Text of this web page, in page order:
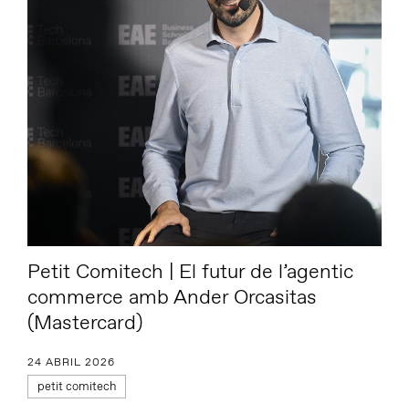
Petit Comitech | El futur de l’agentic
commerce amb Ander Orcasitas
(Mastercard)
24 ABRIL 2026
petit comitech